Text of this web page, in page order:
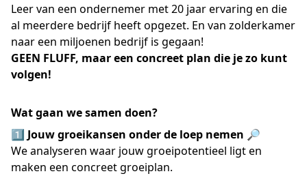
Leer van een ondernemer met 20 jaar ervaring en die
al meerdere bedrijf heeft opgezet. En van zolderkamer
naar een miljoenen bedrijf is gegaan!
GEEN FLUFF, maar een concreet plan die je zo kunt
volgen!
Wat gaan we samen doen?
1️⃣ Jouw groeikansen onder de loep nemen 🔎
We analyseren waar jouw groeipotentieel ligt en
maken een concreet groeiplan.